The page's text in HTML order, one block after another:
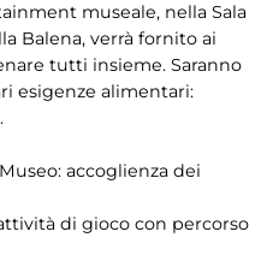
museale, nella Sala
Balena, verrà fornito ai
tutti insieme. Saranno
esigenze alimentari:
accoglienza dei
di gioco con percorso